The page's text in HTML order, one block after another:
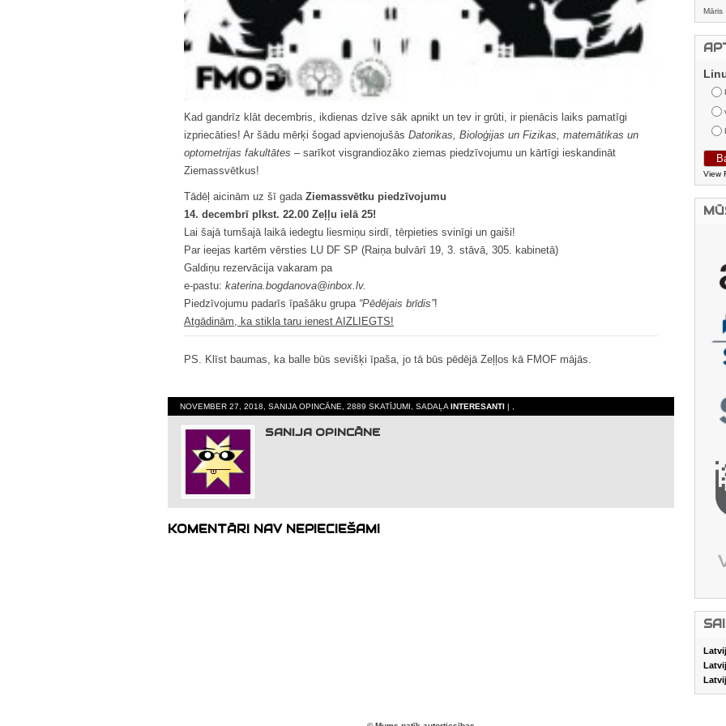
Kad gandrīz klāt decembris, ikdienas dzīve sāk apnikt un tev ir grūti, ir pienācis laiks pamatīgi
izpriecāties! Ar šādu mērķi šogad apvienojušās Datorikas, Bioloģijas un Fizikas, matemātikas un
optometrijas fakultātes – sarīkot visgrandiozāko ziemas piedzīvojumu un kārtīgi ieskandināt
Ziemassvētkus!
Tādēļ aicinām uz šī gada Ziemassvētku piedzīvojumu
14. decembrī plkst. 22.00 Zeļļu ielā 25!
Lai šajā tumšajā laikā iedegtu liesmiņu sirdī, tērpieties svinīgi un gaiši!
Par ieejas kartēm vērsties LU DF SP (Raiņa bulvārī 19, 3. stāvā, 305. kabinetā)
Galdiņu rezervācija vakaram pa
e-pastu: katerina.bogdanova@inbox.lv.
Piedzīvojumu padarīs īpašāku grupa “Pēdējais brīdis”!
Atgādinām, ka stikla taru ienest AIZLIEGTS!
PS. Klīst baumas, ka balle būs sevišķi īpaša, jo tā būs pēdējā Zeļļos kā FMOF mājās.
NOVEMBER 27, 2018, SANIJA OPINCĀNE, 2889 SKATĪJUMI, SADAĻA INTERESANTI | ,
SANIJA OPINCĀNE
KOMENTĀRI NAV NEPIECIEŠAMI
Māris
View